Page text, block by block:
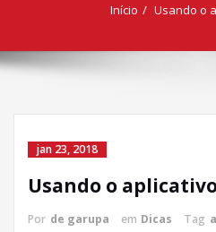
Início Usando o
jan 23, 2018
Usando o
Por de garupa em Dicas Tag